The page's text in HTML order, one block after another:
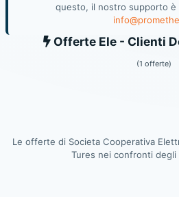
questo, il nostro supporto è
Ele
Offerte Ele - Clienti
(1 offerte)
Le offerte di Societa Cooperativa
Tures nei confronti